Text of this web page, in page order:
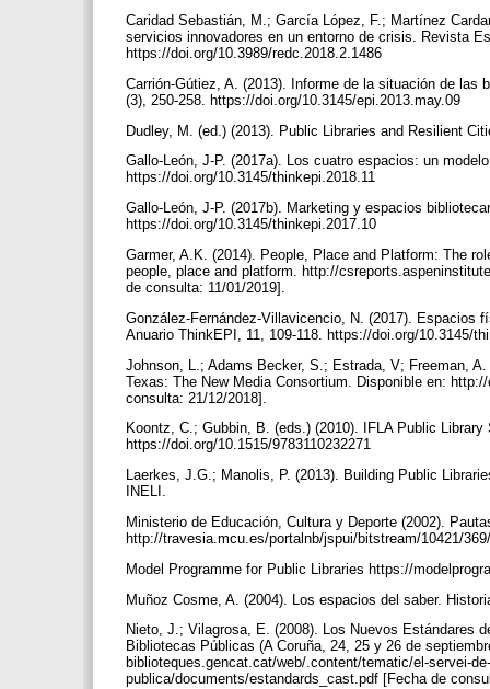
Caridad Sebastián, M.; García López, F.; Martínez
servicios innovadores en un entorno de crisis. Revista
https://doi.org/10.3989/redc.2018.2.1486
Carrión-Gútiez, A. (2013). Informe de la situación de
(3), 250-258. https://doi.org/10.3145/epi.2013.may.09
Dudley, M. (ed.) (2013). Public Libraries and Resilient
Gallo-León, J-P. (2017a). Los cuatro espacios: un
https://doi.org/10.3145/thinkepi.2018.11
Gallo-León, J-P. (2017b). Marketing y espacios
https://doi.org/10.3145/thinkepi.2017.10
Garmer, A.K. (2014). People, Place and Platform: The
people, place and platform. http://
de consulta: 11/01/2019].
González-Fernández-Villavicencio, N. (2017). Espacios
Anuario ThinkEPI, 11, 109-118. https://doi.org/10.3145/
Johnson, L.; Adams Becker, S.; Estrada, V; Freeman,
Texas: The New Media Consortium. Disponible en:
consulta: 21/12/2018].
Koontz, C.; Gubbin, B. (eds.) (2010). IFLA Public
https://doi.org/10.1515/9783110232271
Laerkes, J.G.; Manolis, P. (2013). Building Public
INELI.
Ministerio de Educación, Cultura y Deporte (2002).
http://travesia.mcu.es/portalnb/jspui/bitstream/10421/
Model Programme for Public Libraries https://
Muñoz Cosme, A. (2004). Los espacios del saber.
Nieto, J.; Vilagrosa, E. (2008). Los Nuevos Estándares
Bibliotecas Públicas (A Coruña, 24, 25 y 26 de
biblioteques.gencat.cat/web/.content/tematic/el-servei-
publica/documents/estandards_cast.pdf [Fecha de